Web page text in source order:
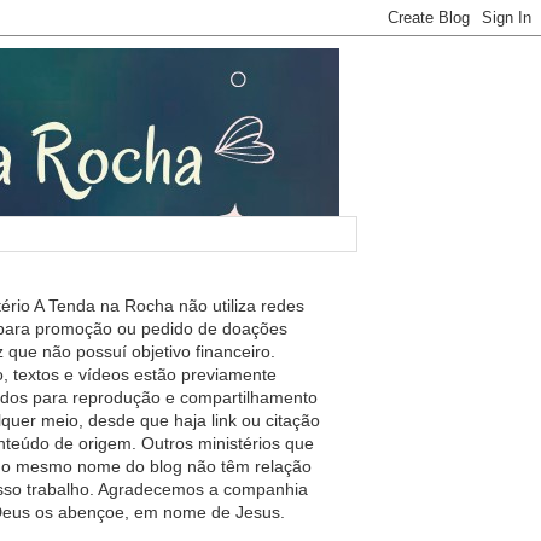
A Tenda na Rocha não utiliza redes
promoção ou pedido de doações
que não possuí objetivo financeiro.
textos e vídeos estão previamente
para reprodução e compartilhamento
meio, desde que haja link ou citação
de origem. Outros ministérios que
mesmo nome do blog não têm relação
trabalho. Agradecemos a companhia
os abençoe, em nome de Jesus.